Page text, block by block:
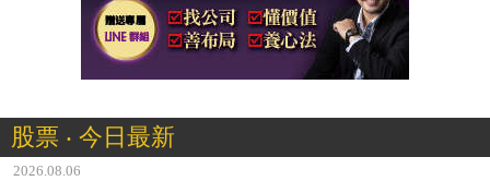
股票 ‧ 今日最新
2026.08.06